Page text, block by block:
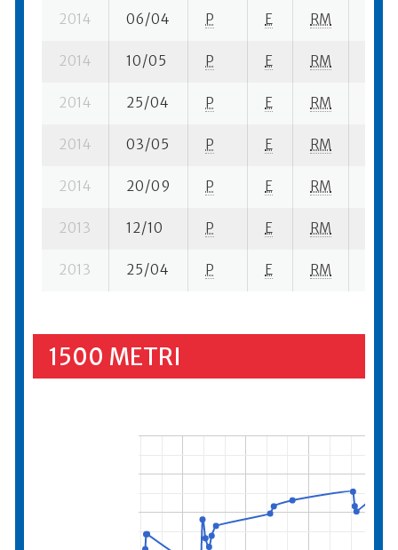
2014 06/04 P E RM
2014 10/05 P E RM
2014 25/04 P E RM
2014 03/05 P E RM
2014 20/09 P E RM
2013 12/10 P E RM
2013 25/04 P E RM
1500 METRI